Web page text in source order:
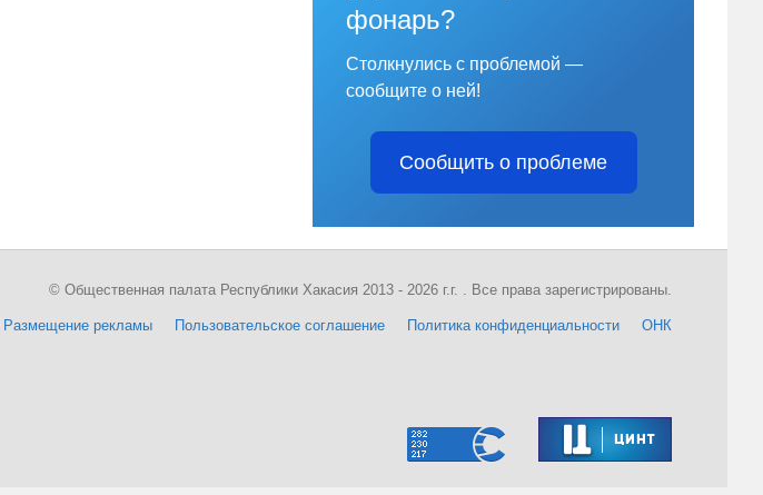
фонарь?
Столкнулись с проблемой —
сообщите о ней!
Сообщить о проблеме
Размещение рекламы Пользовательское соглашение Политика конфиденциальности ОНК
© Общественная палата Республики Хакасия 2013 - 2026 г.г. . Все права зарегистрированы.